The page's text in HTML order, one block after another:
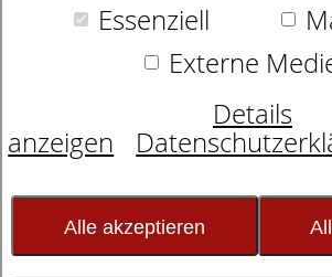
Essenziell
Externe
Details
anzeigen
Alle akzeptieren
Zudecke
dormabell active air -